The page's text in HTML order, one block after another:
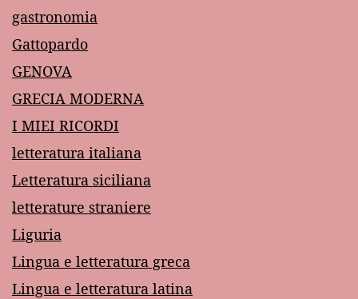
gastronomia
Gattopardo
GENOVA
GRECIA MODERNA
I MIEI RICORDI
letteratura italiana
Letteratura siciliana
letterature straniere
Liguria
Lingua e letteratura greca
Lingua e letteratura latina